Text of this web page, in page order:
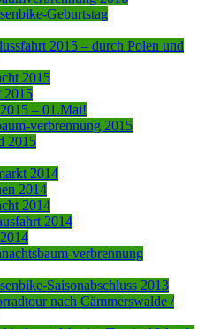
Geburtstag
2015 – durch Polen und
2015
2015
– 01.Mai!
verbrennung 2015
2015
2014
2014
2014
2014
verbrennung
Saisonabschluss 2013
nach Cämmerswalde /